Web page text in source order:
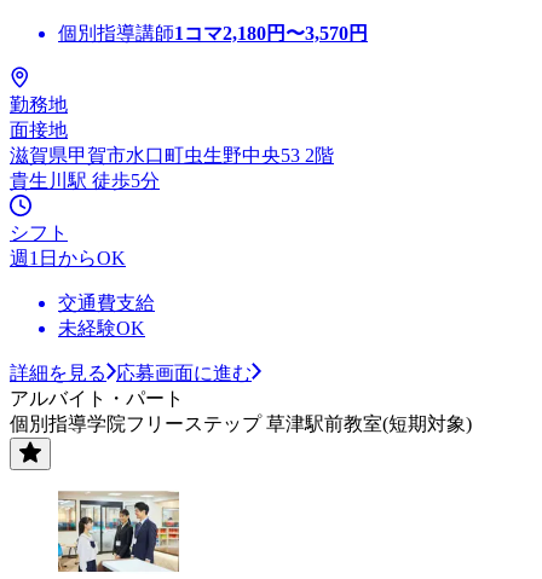
個別指導講師1コマ2,180円〜3,570円
勤務地
面接地
滋賀県甲賀市水口町虫生野中央53 2階
貴生川駅 徒歩5分
シフト
週1日からOK
交通費支給
未経験OK
詳細を見る
応募画面に進む
アルバイト・パート
個別指導学院フリーステップ 草津駅前教室(短期対象)